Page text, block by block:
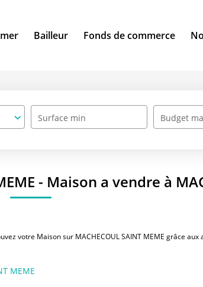
Bailleur Fonds de commerce
Surface min Budget
- Maison a vendre à
votre Maison sur MACHECOUL SAINT MEME grâce
MEME